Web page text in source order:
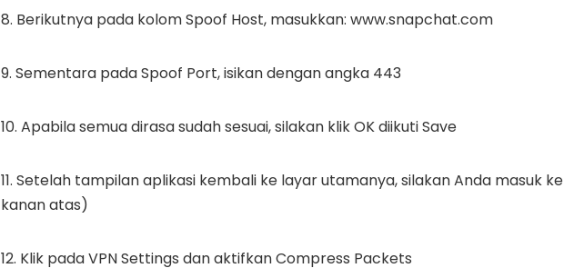
8. Berikutnya pada kolom Spoof Host, masukkan: www.snapchat.com
9. Sementara padaSpoof Port, isikan dengan angka 443
10. Apabila semua dirasa sudah sesuai, silakan klik OKdiikutiSave
11. Setelah tampilan aplikasi kembali ke layar utamanya, silakan Anda masuk ke
kanan atas)
12. Klik padaVPN Settings dan aktifkanCompress Packets